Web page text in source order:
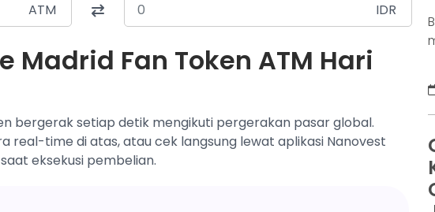
ATM IDR
Madrid Fan Token ATM Hari
bergerak setiap detik mengikuti pergerakan pasar global.
real-time di atas, atau cek langsung lewat aplikasi Nanovest
eksekusi pembelian.